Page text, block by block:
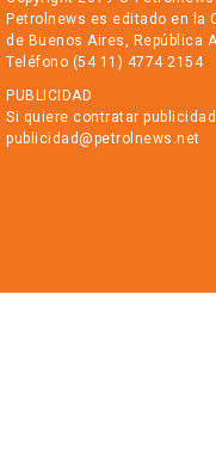
Petrolnews es editado en la
de Buenos Aires, República
Teléfono (54 11) 4774 2154
PUBLICIDAD
Si quiere contratar
publicidad@petrolnews.net